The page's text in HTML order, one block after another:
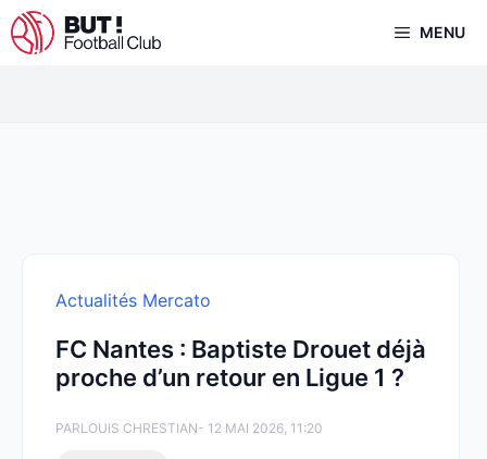
Aller
au
MENU
Actualités Mercato
FC Nantes : Baptiste Drouet déjà
proche d’un retour en Ligue 1 ?
PARLOUIS CHRESTIAN- 12 MAI 2026, 11:20